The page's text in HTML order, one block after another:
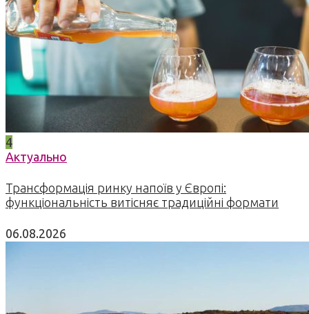
4
Актуально
Трансформація ринку напоїв у Європі:
функціональність витісняє традиційні формати
06.08.2026